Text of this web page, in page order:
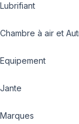
Lubrifiant
Chambre à air et
Equipement
Jante
Marques